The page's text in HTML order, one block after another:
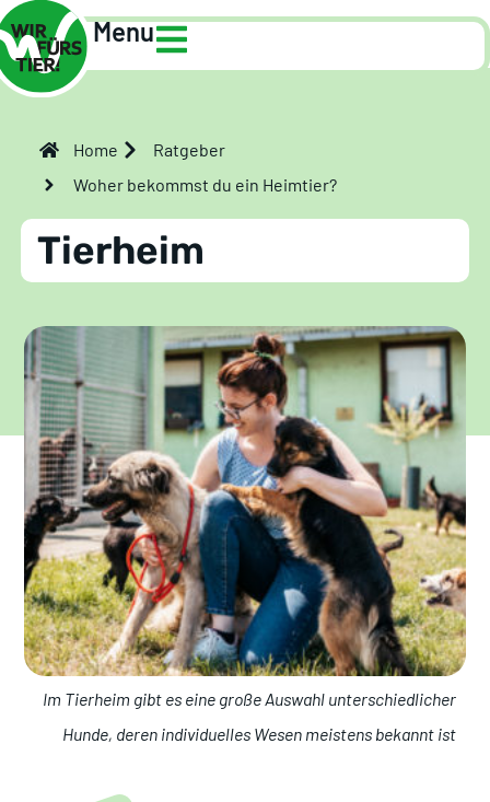
Menu
Home
Ratgeber
Woher bekommst du ein Heimtier?
Tierheim
Im Tierheim gibt es eine große Auswahl unterschiedlicher
Hunde, deren individuelles Wesen meistens bekannt ist